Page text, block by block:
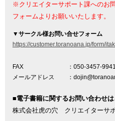
※クリエイターサポート課へのお
フォームよりお願いいたします。
▼サークル様お問い合せフォーム
https://customer.toranoana.jp/form/
FAX
：050-3457-9941
メールアドレス
：
■電子書籍に関するお問い合わせ
株式会社虎の穴 クリエイター